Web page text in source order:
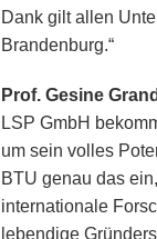
Dank gilt allen
Brandenburg.“
Prof. Gesine
LSP GmbH
um sein volles
BTU genau das
internationale
lebendige